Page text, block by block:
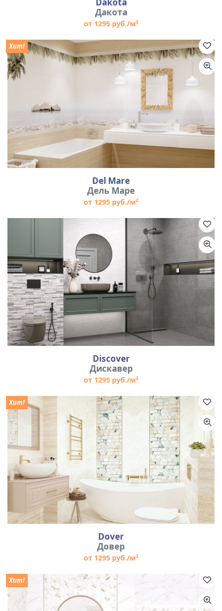
Dakota
Дакота
от 1295 руб./м²
Del Mare
Дель Маре
от 1295 руб./м²
Хит!
Discover
Дискавер
от 1295 руб./м²
Dover
Довер
от 1295 руб./м²
Хит!
Хит!